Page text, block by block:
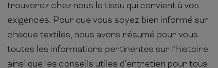
trouverez chez nous le tissu qui convient à vos
exigences. Pour que vous soyez bien informé sur
chaque textiles, nous avons résumé pour vous
toutes les informations pertinentes sur l’histoire
ainsi que les conseils utiles d’entretien pour tous